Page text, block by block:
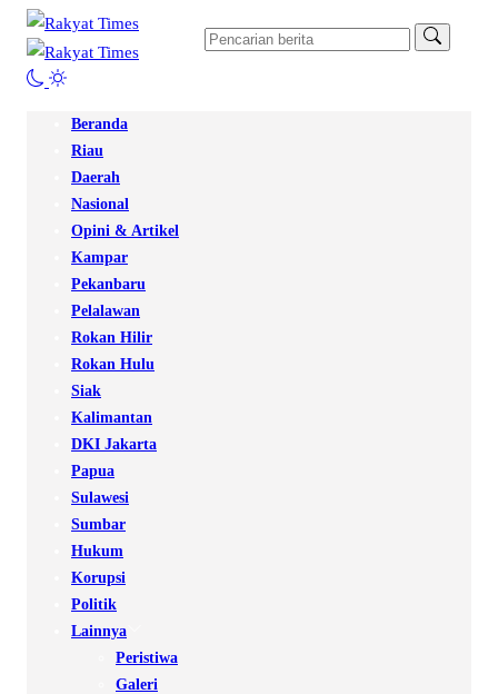
Beranda
Riau
Daerah
Nasional
Opini & Artikel
Kampar
Pekanbaru
Pelalawan
Rokan Hilir
Rokan Hulu
Siak
Kalimantan
DKI Jakarta
Papua
Sulawesi
Sumbar
Hukum
Korupsi
Politik
Lainnya
Peristiwa
Galeri